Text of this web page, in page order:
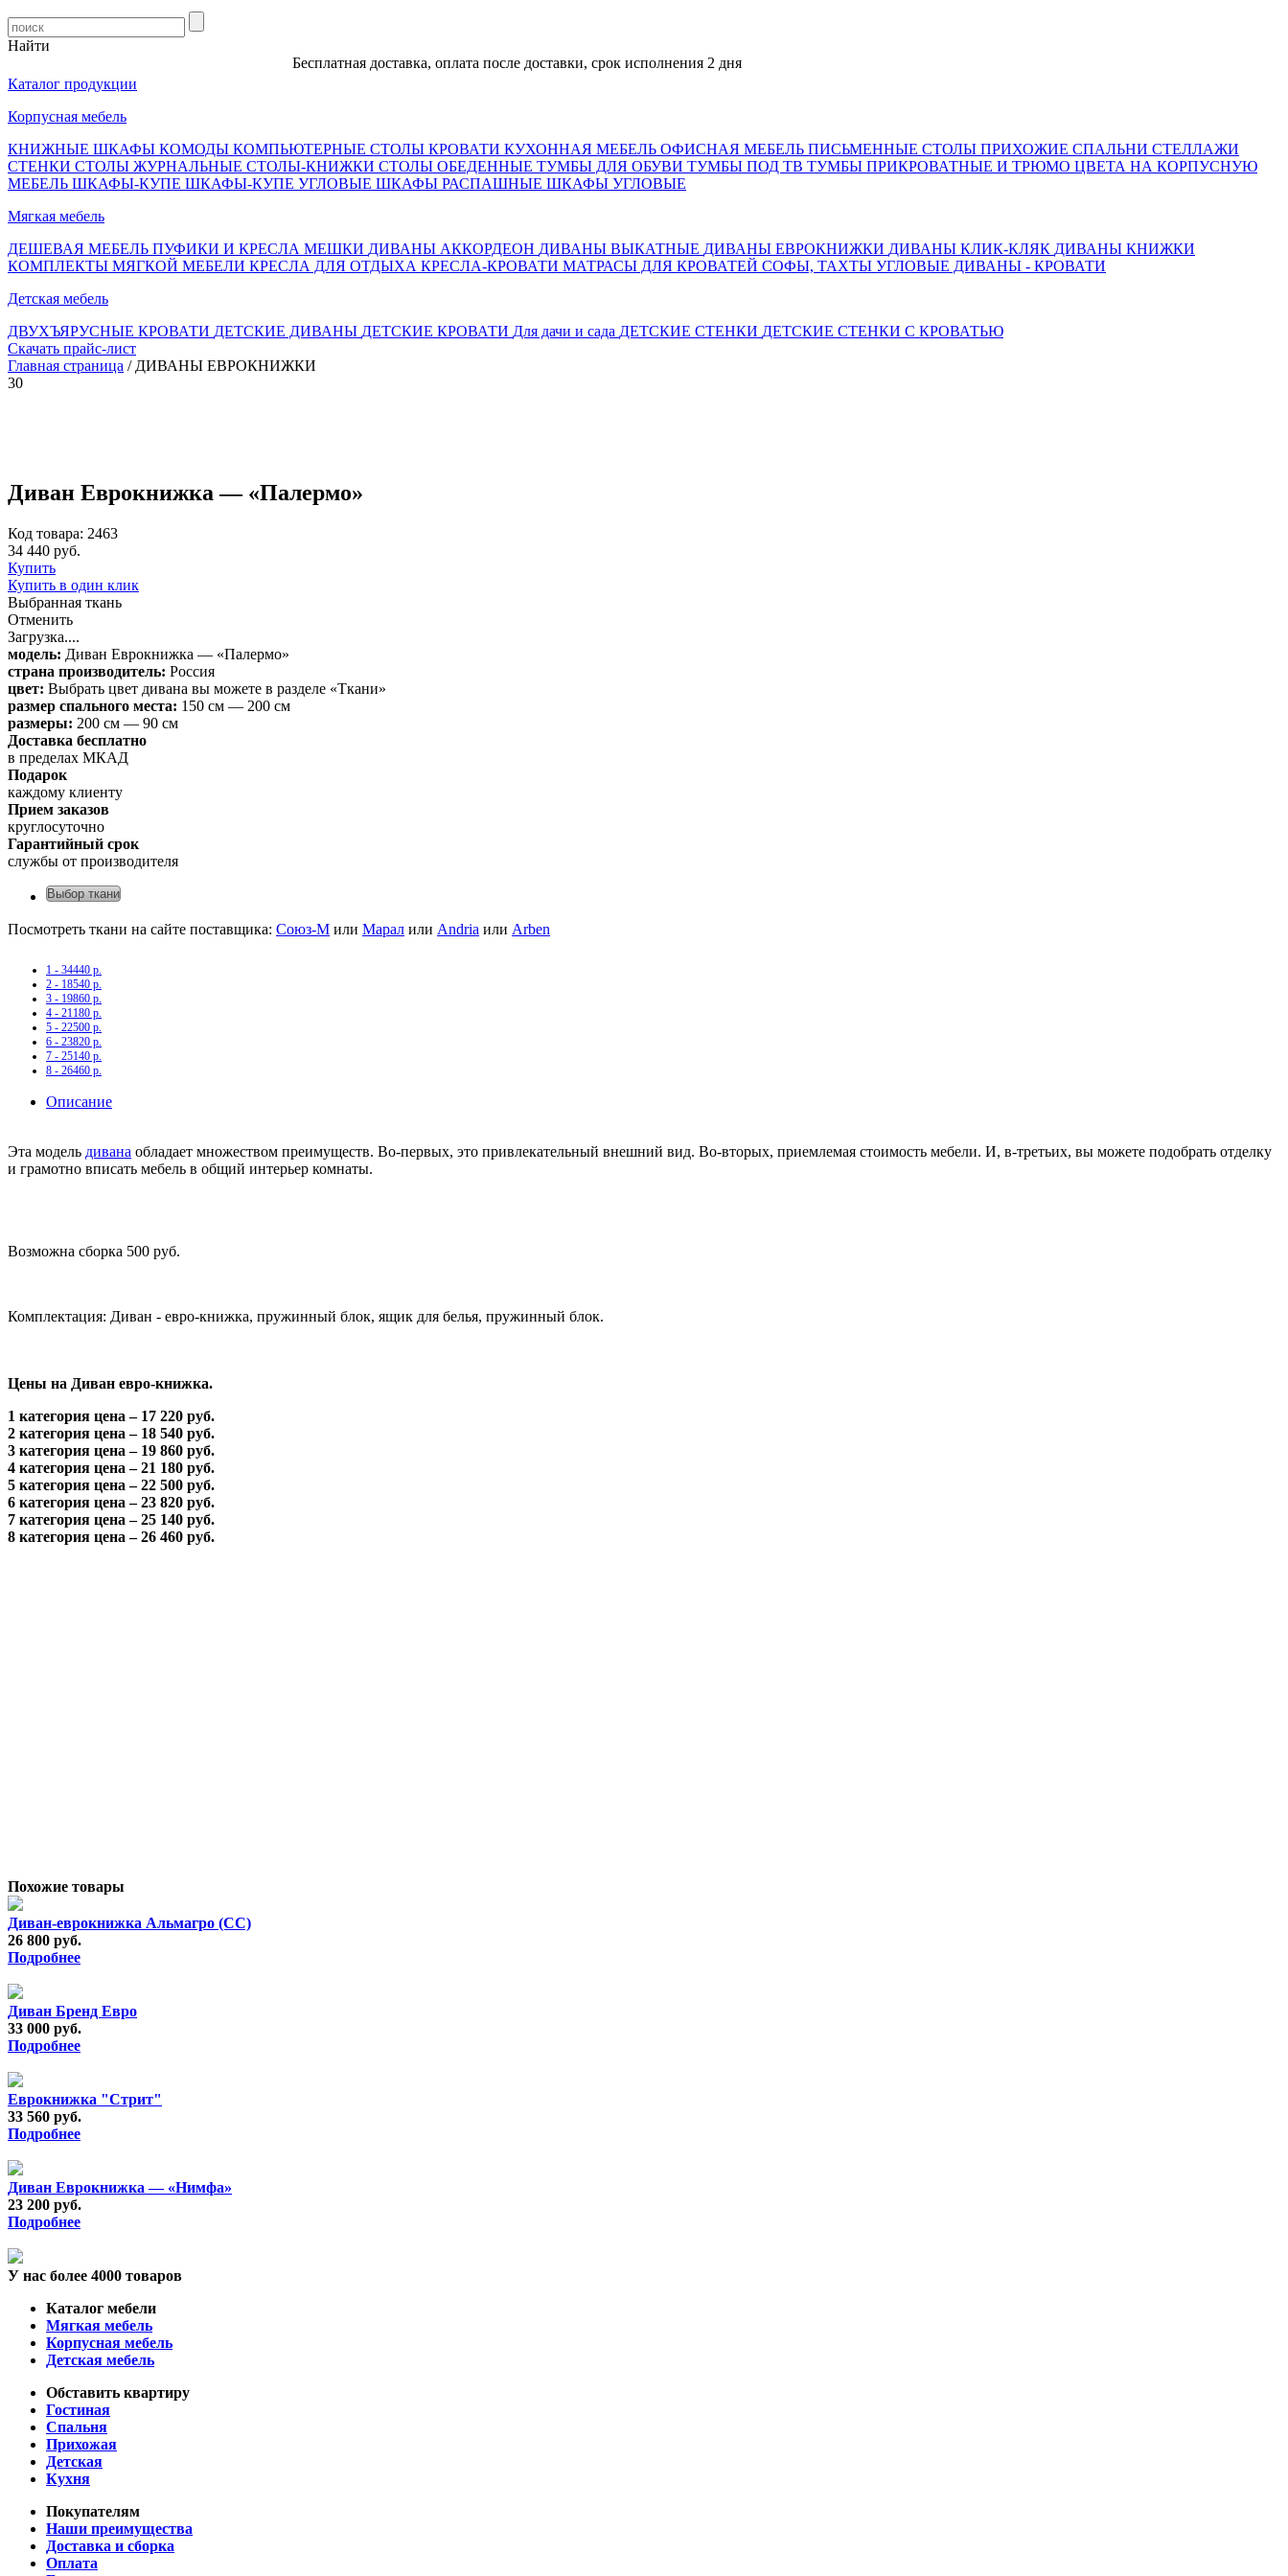
Найти
Бесплатная доставка, оплата после доставки, срок исполнения 2 дня
Каталог продукции
Корпусная мебель
КНИЖНЫЕ ШКАФЫ КОМОДЫ КОМПЬЮТЕРНЫЕ СТОЛЫ КРОВАТИ КУХОННАЯ МЕБЕЛЬ ОФИСНАЯ МЕБЕЛЬ ПИСЬМЕННЫЕ СТОЛЫ ПРИХОЖИЕ СПАЛЬНИ СТЕЛЛАЖИ
СТЕНКИ СТОЛЫ ЖУРНАЛЬНЫЕ СТОЛЫ-КНИЖКИ СТОЛЫ ОБЕДЕННЫЕ ТУМБЫ ДЛЯ ОБУВИ ТУМБЫ ПОД ТВ ТУМБЫ ПРИКРОВАТНЫЕ И ТРЮМО ЦВЕТА НА КОРПУСНУЮ
МЕБЕЛЬ ШКАФЫ-КУПЕ ШКАФЫ-КУПЕ УГЛОВЫЕ ШКАФЫ РАСПАШНЫЕ ШКАФЫ УГЛОВЫЕ
Мягкая мебель
ДЕШЕВАЯ МЕБЕЛЬ ПУФИКИ И КРЕСЛА МЕШКИ ДИВАНЫ АККОРДЕОН ДИВАНЫ ВЫКАТНЫЕ ДИВАНЫ ЕВРОКНИЖКИ ДИВАНЫ КЛИК-КЛЯК ДИВАНЫ КНИЖКИ
КОМПЛЕКТЫ МЯГКОЙ МЕБЕЛИ КРЕСЛА ДЛЯ ОТДЫХА КРЕСЛА-КРОВАТИ МАТРАСЫ ДЛЯ КРОВАТЕЙ СОФЫ, ТАХТЫ УГЛОВЫЕ ДИВАНЫ - КРОВАТИ
Детская мебель
ДВУХЪЯРУСНЫЕ КРОВАТИ ДЕТСКИЕ ДИВАНЫ ДЕТСКИЕ КРОВАТИ Для дачи и сада ДЕТСКИЕ СТЕНКИ ДЕТСКИЕ СТЕНКИ С КРОВАТЬЮ
Скачать прайс-лист
Главная страница / ДИВАНЫ ЕВРОКНИЖКИ
30
Диван Еврокнижка — «Палермо»
Код товара: 2463
34 440 руб.
Купить
Купить в один клик
Выбранная ткань
Отменить
Загрузка....
модель: Диван Еврокнижка — «Палермо»
страна производитель: Россия
цвет: Выбрать цвет дивана вы можете в разделе «Ткани»
размер спального места: 150 см — 200 см
размеры: 200 см — 90 см
Доставка бесплатно
в пределах МКАД
Подарок
каждому клиенту
Прием заказов
круглосуточно
Гарантийный срок
службы от производителя
Выбор ткани
Посмотреть ткани на сайте поставщика: Союз-М или Марал или Andria или Arben
1 - 34440 р.
2 - 18540 р.
3 - 19860 р.
4 - 21180 р.
5 - 22500 р.
6 - 23820 р.
7 - 25140 р.
8 - 26460 р.
Описание
Эта модель дивана обладает множеством преимуществ. Во-первых, это привлекательный внешний вид. Во-вторых, приемлемая стоимость мебели. И, в-третьих, вы можете подобрать отделку
и грамотно вписать мебель в общий интерьер комнаты.
Возможна сборка 500 руб.
Комплектация: Диван - евро-книжка, пружинный блок, ящик для белья, пружинный блок.
Цены на Диван евро-книжка.
1 категория цена – 17 220 руб.
2 категория цена – 18 540 руб.
3 категория цена – 19 860 руб.
4 категория цена – 21 180 руб.
5 категория цена – 22 500 руб.
6 категория цена – 23 820 руб.
7 категория цена – 25 140 руб.
8 категория цена – 26 460 руб.
Похожие товары
Диван-еврокнижка Альмагро (СС)
26 800 руб.
Подробнее
Диван Бренд Евро
33 000 руб.
Подробнее
Еврокнижка "Стрит"
33 560 руб.
Подробнее
Диван Еврокнижка — «Нимфа»
23 200 руб.
Подробнее
У нас более 4000 товаров
Каталог мебели
Мягкая мебель
Корпусная мебель
Детская мебель
Обставить квартиру
Гостиная
Спальня
Прихожая
Детская
Кухня
Покупателям
Наши преимущества
Доставка и сборка
Оплата